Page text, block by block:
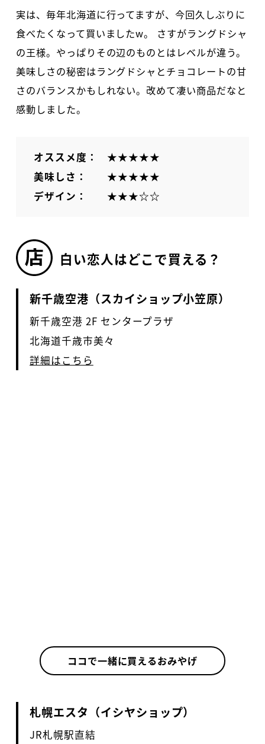
実は、毎年北海道に行ってますが、今回久しぶりに
食べたくなって買いましたw。 さすがラングドシャ
の王様。やっぱりその辺のものとはレベルが違う。
美味しさの秘密はラングドシャとチョコレートの甘
さのバランスかもしれない。改めて凄い商品だなと
感動しました。
オススメ度：
★★★★★
美味しさ：
★★★★★
デザイン：
★★★☆☆
白い恋人はどこで買える？
新千歳空港（スカイショップ小笠原）
新千歳空港 2F センタープラザ
北海道千歳市美々
詳細はこちら
ココで一緒に買えるおみやげ
札幌エスタ（イシヤショップ）
JR札幌駅直結